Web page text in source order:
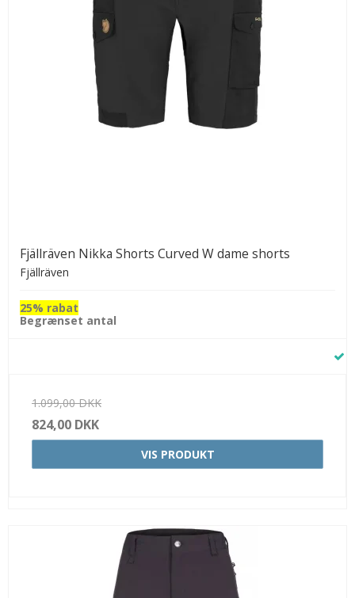
Fjällräven Nikka Shorts Curved W dame shorts
Fjällräven
25% rabat
Begrænset antal
1.099,00 DKK
824,00 DKK
VIS PRODUKT